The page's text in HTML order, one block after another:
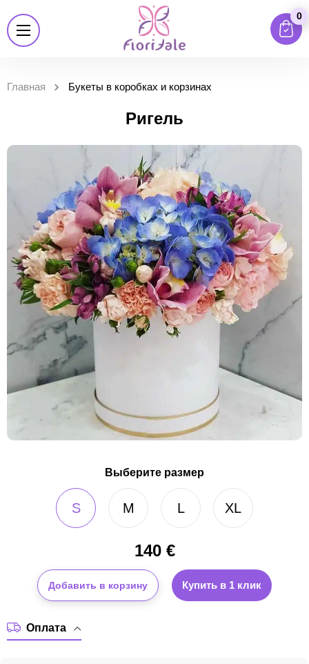
0
Главная Букеты в коробках и корзинах
Ригель
Выберите размер
S M L XL
140€
Добавить в корзину Купить в 1 клик
Оплата